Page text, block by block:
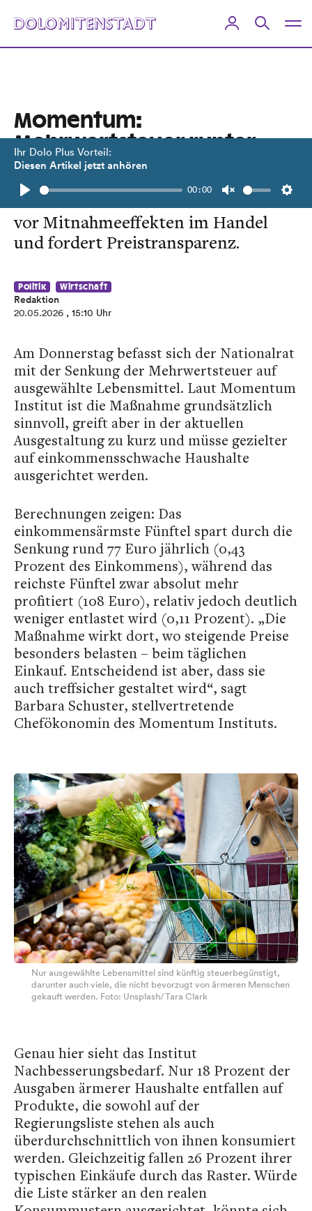
Ihr Dolo Plus Vorteil:
Diesen Artikel jetzt anhören
Play
00:00
Unmute
Momentum:
Mehrwertsteuer runter
reicht nicht
Ökonomin Barbara Schuster warnt
vor Mitnahmeeffekten im Handel
und fordert Preistransparenz.
Politik Wirtschaft
Redaktion
20.05.2026 , 15:10 Uhr
Am Donnerstag befasst sich der Nationalrat
mit der Senkung der Mehrwertsteuer auf
ausgewählte Lebensmittel. Laut Momentum
Institut ist die Maßnahme grundsätzlich
sinnvoll, greift aber in der aktuellen
Ausgestaltung zu kurz und müsse gezielter
auf einkommensschwache Haushalte
ausgerichtet werden.
Berechnungen zeigen: Das
einkommensärmste Fünftel spart durch die
Senkung rund 77 Euro jährlich (0,43
Prozent des Einkommens), während das
reichste Fünftel zwar absolut mehr
profitiert (108 Euro), relativ jedoch deutlich
weniger entlastet wird (0,11 Prozent). „Die
Maßnahme wirkt dort, wo steigende Preise
besonders belasten – beim täglichen
Einkauf. Entscheidend ist aber, dass sie
auch treffsicher gestaltet wird“, sagt
Barbara Schuster, stellvertretende
Chefökonomin des Momentum Instituts.
Nur ausgewählte Lebensmittel sind künftig steuerbegünstigt,
darunter auch viele, die nicht bevorzugt von ärmeren Menschen
gekauft werden. Foto: Unsplash/Tara Clark
Genau hier sieht das Institut
Nachbesserungsbedarf. Nur 18 Prozent der
Ausgaben ärmerer Haushalte entfallen auf
Produkte, die sowohl auf der
Regierungsliste stehen als auch
überdurchschnittlich von ihnen konsumiert
werden. Gleichzeitig fallen 26 Prozent ihrer
typischen Einkäufe durch das Raster. Würde
die Liste stärker an den realen